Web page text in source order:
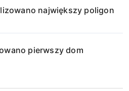
największy poligon
pierwszy dom